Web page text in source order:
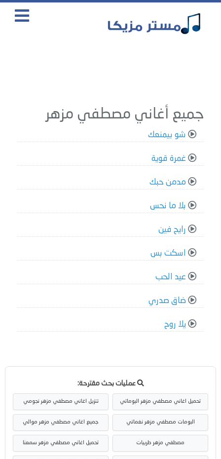
جميع أغاني مصطفي مزهر
شو بيمنعك
غمرة قوية
مدمن حبك
بلا ما نحس
رايح فين
اسكت بس
عيد الحب
ضاق صدري
يلا روح
عمليات بحث مقترحة:
تحميل اغاني مصطفي مزهر البوماتي تنزيل اغاني مصطفي مزهر نجومي
البومات مصطفي مزهر نغماتي جميع اغاني مصطفي مزهر موالي
مصطفي مزهر طربيات تحميل اغاني مصطفي مزهر سمعنا